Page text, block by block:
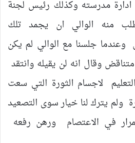
ادارة مدرسته وكذلك رئيس لجنة
طلب منه الوالي ان يجمد تلك
جلسنا مع الوالي لم يكن
وقال انه لن يقيله وانتقد
لاجسام الثورة التي سعت
ولم يترك لنا خيار سوى التصعيد
في الاعتصام ورهن رفعه